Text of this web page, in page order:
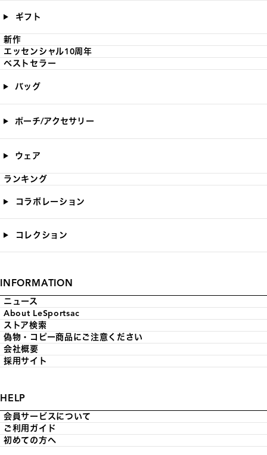
ギフト
新作
エッセンシャル10周年
ベストセラー
バッグ
ポーチ/アクセサリー
ウェア
ランキング
コラボレーション
コレクション
INFORMATION
ニュース
About LeSportsac
ストア検索
偽物・コピー商品にご注意ください
会社概要
採用サイト
HELP
会員サービスについて
ご利用ガイド
初めての方へ